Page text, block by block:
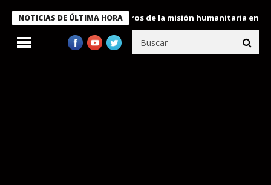
NOTICIAS DE ÚLTIMA HORA
condecora a miembros de la misión humanitaria enviada a